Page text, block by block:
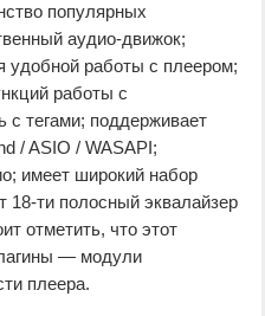
популярных
аудио-движок;
удобной работы с плеером;
работы с
с тегами; поддерживает
/ ASIO / WASAPI;
имеет широкий набор
18-ти полосный эквалайзер
отметить, что этот
— модули
плеера.